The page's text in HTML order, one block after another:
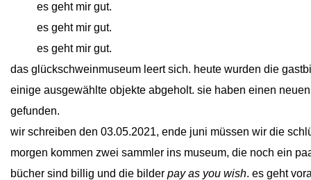
es geht mir gut.
es geht mir gut.
es geht mir gut.
das glückschweinmuseum leert sich. heute wurden die
einige ausgewählte objekte abgeholt. sie haben einen
gefunden.
wir schreiben den 03.05.2021, ende juni müssen wir die
morgen kommen zwei sammler ins museum, die noch ein
bücher sind billig und die bilder pay as you wish. es geht